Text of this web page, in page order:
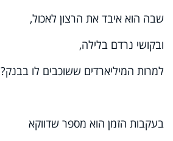
שבה הוא איבד את הרצון לאכול,
ובקושי נרדם בלילה,
למרות המיליארדים ששוכבים לו בבנק?
בעקבות הזמן הוא מספר שדווקא